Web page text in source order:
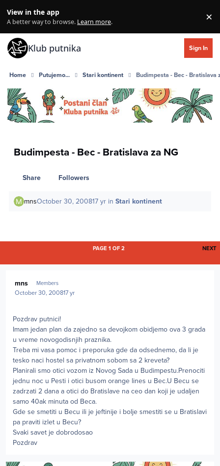
View in the app
A better way to browse. Learn more. ×
Klub putnika Sign In
Home Putujemo... Stari kontinent Budimpesta - Bec - Bratislava
Budimpesta - Bec - Bratislava za NG
Share Followers
mnsOctober 30, 200817 yr inStari kontinent
NEXT
PAGE 1 OF 2
mns Members
October 30, 200817 yr
Pozdrav putnici!
Imam jedan plan da zajedno sa devojkom obidjemo ova 3 grada
u vreme novogodisnjih praznika.
Treba mi vasa pomoc i preporuka gde da odsednemo, da li je
tesko naci hostel sa privatnom sobom sa 2 kreveta?
Planirali smo otici vozom iz Novog Sada u Budimpestu.Prenociti
jednu noc u Pesti i otici busom orange lines u Bec.U Becu se
zadrzati 2 dana a otici do Bratislave na ceo dan koji je udaljen
samo 40ak minuta od Beca.
Gde se smetiti u Becu ili je jeftinije i bolje smestiti se u Bratislavi
pa praviti izlet u Becu?
Svaki savet je dobrodosao
Pozdrav